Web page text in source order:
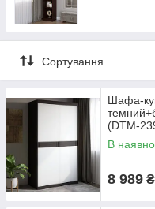
Сортування
Шафа-
(DTM-
В
8 989 ₴